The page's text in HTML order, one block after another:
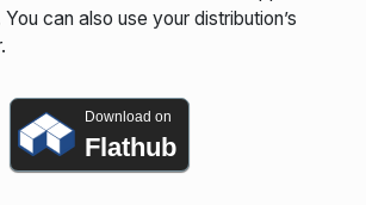
can also use your distribution’s
Download on
Flathub